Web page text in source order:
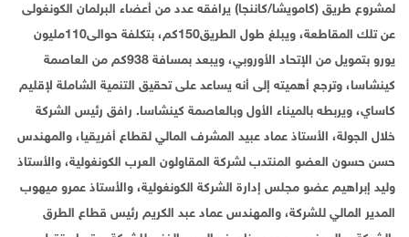
لمشروع طريق (كامويشا/كاننجا) يرافقه عدد من أعضاء البرلمان الكونغولى
عن تلك المقاطعة، ويبلغ طول الطريق150كم، بتكلفة حوالى110مليون
يورو بتمويل من الإتحاد الأوروبي، ويبعد بمسافة 938كم من العاصمة
كينشاسا، وترجع أهميته إلى أنه يساعد على تحقيق التنمية الشاملة لإقليم
كاساي، ويربطه بالميناء الأول وبالعاصمة كينشاسا. رافق رئيس الشركة
خلال الجولة، الأستاذ عماد عبيد المشرف المالي لقطاع أفريقيا، والمهندس
حسن حسون العضو المنتدب لشركة المقاولون العرب الكونغولية، والأستاذ
وليد إبراهيم عضو مجلس إدارة الشركة الكونغولية، والأستاذ عمرو ميهوب
المدير المالي للشركة، والمهندس عماد عبد الكريم رئيس قطاع الطرق